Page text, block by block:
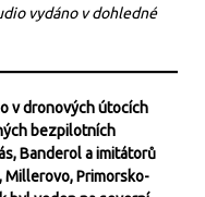
vydáno v dohledné
v dronových útocích
bezpilotních
Banderol a imitátorů
Millerovo, Primorsko-